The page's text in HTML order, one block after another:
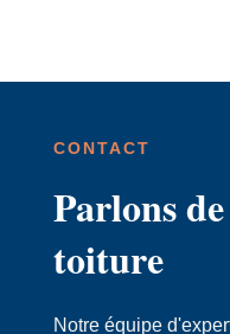
CONTACT
Parlons
toiture
Notre équipe